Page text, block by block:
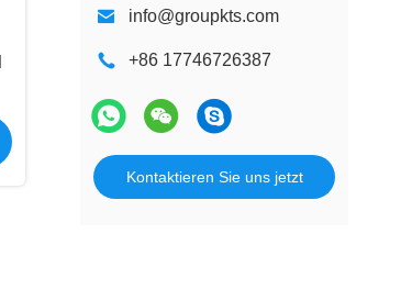
info@groupkts.com
+86 17746726387
Kontaktieren Sie uns jetzt